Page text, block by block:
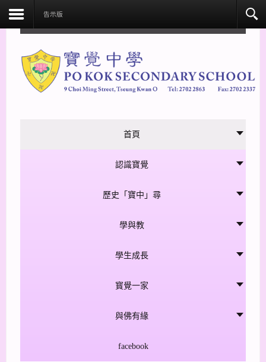
告示版
首頁
認識寶覺
歷史「寶中」尋
學與教
學生成長
寳覺一家
與佛有緣
facebook